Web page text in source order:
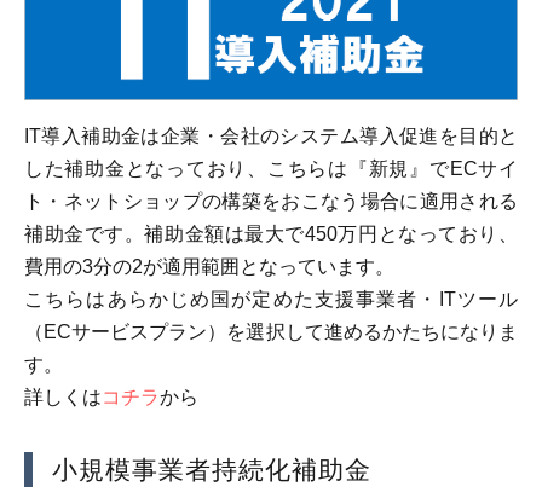
IT導入補助金は企業・会社のシステム導入促進を目的と
した補助金となっており、こちらは『新規』でECサイ
ト・ネットショップの構築をおこなう場合に適用される
補助金です。補助金額は最大で450万円となっており、
費用の3分の2が適用範囲となっています。
こちらはあらかじめ国が定めた支援事業者・ITツール
（ECサービスプラン）を選択して進めるかたちになりま
す。
詳しくはコチラから
小規模事業者持続化補助金